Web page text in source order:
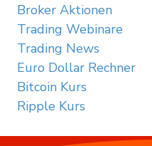
Broker Aktionen
Trading Webinare
Trading News
Euro Dollar Rechner
Bitcoin Kurs
Ripple Kurs